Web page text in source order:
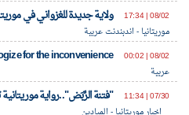
08/02 | 17:34
ولاية جديدة للغزواني في
موريتانيا - اندبندنت عربية
08/02 | 00:02
for the inconvenience...
عربية
07/30 | 11:34
"فتنة الرَّبَض"..رواية